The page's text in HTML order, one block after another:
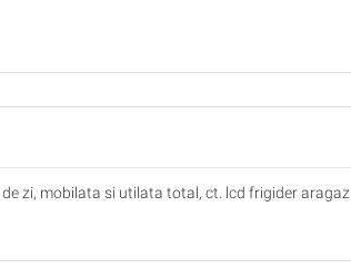
zi, mobilata si utilata total, ct. lcd frigider aragaz